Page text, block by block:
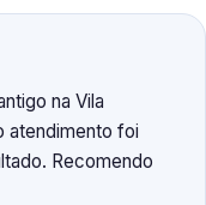
na Vila
atendimento foi
Recomendo